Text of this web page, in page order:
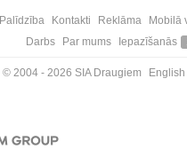
Palīdzība Kontakti Reklāma Mobilā
Darbs
Par mums Iepazīšanās
© 2004 - 2026 SIA Draugiem English